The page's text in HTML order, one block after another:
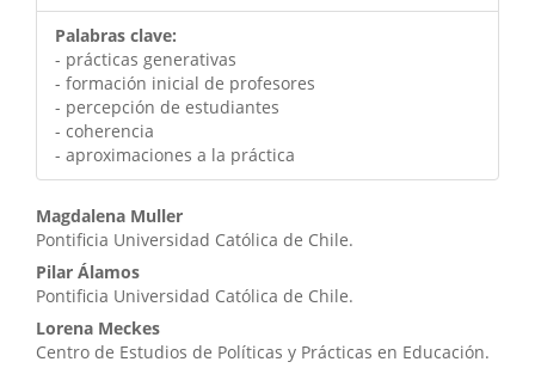
Palabras clave:
- prácticas generativas
- formación inicial de profesores
- percepción de estudiantes
- coherencia
- aproximaciones a la práctica
Contenido
principal
del
artículo
Magdalena Muller
Pontificia Universidad Católica de Chile.
Pilar Álamos
Pontificia Universidad Católica de Chile.
Lorena Meckes
Centro de Estudios de Políticas y Prácticas en Educación.